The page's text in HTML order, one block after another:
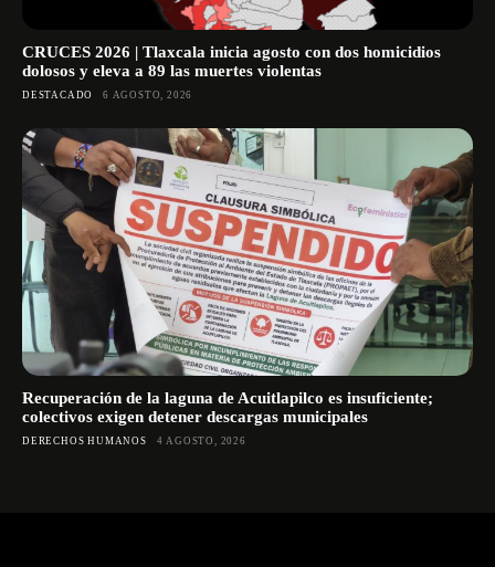
CRUCES 2026 | Tlaxcala inicia agosto con dos homicidios
dolosos y eleva a 89 las muertes violentas
DESTACADO 6 AGOSTO, 2026
Recuperación de la laguna de Acuitlapilco es insuficiente;
colectivos exigen detener descargas municipales
DERECHOS HUMANOS 4 AGOSTO, 2026